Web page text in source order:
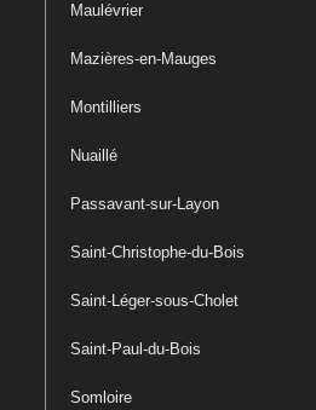
Maulévrier
Mazières-en-Mauges
Montilliers
Nuaillé
Passavant-sur-Layon
Saint-Christophe-du-Bois
Saint-Léger-sous-Cholet
Saint-Paul-du-Bois
Somloire